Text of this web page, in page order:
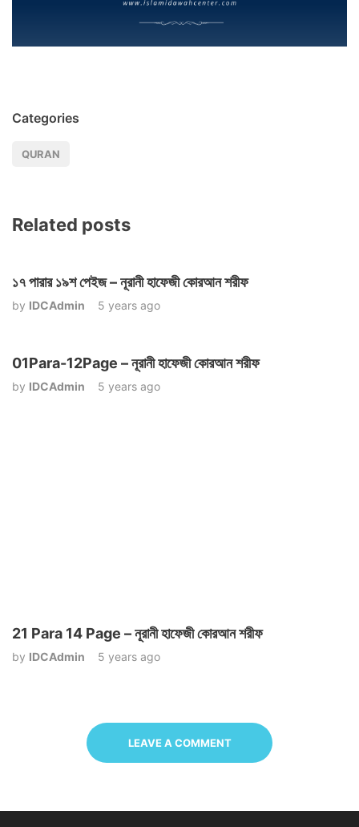
Categories
QURAN
Related posts
১৭ পারার ১৯শ পেইজ – নূরানী হাফেজী কোরআন শরীফ
by IDCAdmin 5 years ago
01Para-12Page – নূরানী হাফেজী কোরআন শরীফ
by IDCAdmin 5 years ago
21 Para 14 Page – নূরানী হাফেজী কোরআন শরীফ
by IDCAdmin 5 years ago
LEAVE A COMMENT